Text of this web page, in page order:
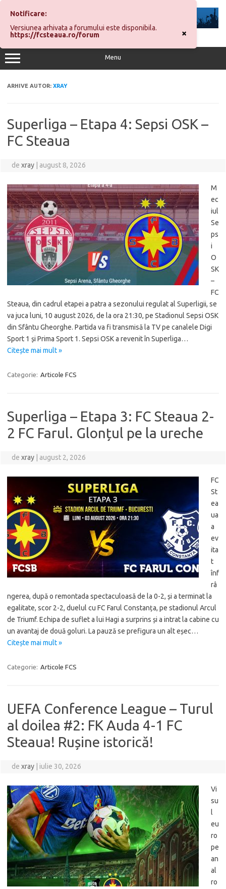
Sari
conținut
Menu
ARHIVE AUTOR: XRAY
Superliga – Etapa 4: Sepsi OSK –
FC Steaua
de xray august 8, 2026
M
ec
iul
Se
ps
i
O
SK
–
FC
Steaua, din cadrul etapei a patra a sezonului regulat al Superligii, se
va juca luni, 10 august 2026, de la ora 21:30, pe Stadionul Sepsi OSK
din Sfântu Gheorghe. Partida va fi transmisă la TV pe canalele Digi
Sport 1 și Prima Sport 1. Sepsi OSK a revenit în Superliga…
Citește mai mult »
Categorie: Articole FCS
Superliga – Etapa 3: FC Steaua 2-
2 FC Farul. Glonțul pe la ureche
de xray august 2, 2026
FC
St
ea
ua
a
ev
ita
t
înf
râ
ngerea, după o remontada spectaculoasă de la 0-2, și a terminat la
egalitate, scor 2-2, duelul cu FC Farul Constanța, pe stadionul Arcul
de Triumf. Echipa de suflet a lui Hagi a surprins și a intrat la cabine cu
un avantaj de două goluri. La pauză se prefigura un alt eșec…
Citește mai mult »
Categorie: Articole FCS
UEFA Conference League – Turul
al doilea #2: FK Auda 4-1 FC
Steaua! Rușine istorică!
de xray iulie 30, 2026
Vi
su
l
eu
ro
pe
an
al
ro
×
Notificare:
Versiunea arhivata a forumului este disponibila.
https://fcsteaua.ro/forum